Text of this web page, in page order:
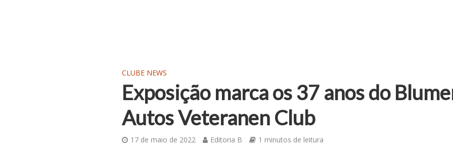
CLUBE NEWS
Exposição marca os 37 anos do
Autos Veteranen Club
17 de maio de 2022 Editoria B 1 minutos de leitura